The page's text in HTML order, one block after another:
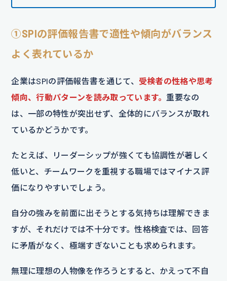
①SPIの評価報告書で適性や傾向がバランス
よく表れているか
企業はSPIの評価報告書を通じて、 受検者の性格や思考
傾向、行動パターンを読み取っています。重要なの
は、一部の特性が突出せず、全体的にバランスが取れ
ているかどうかです。
たとえば、リーダーシップが強くても協調性が著しく
低いと、チームワークを重視する職場ではマイナス評
価になりやすいでしょう。
自分の強みを前面に出そうとする気持ちは理解できま
すが、それだけでは不十分です。性格検査では、回答
に矛盾がなく、極端すぎないことも求められます。
無理に理想の人物像を作ろうとすると、かえって不自